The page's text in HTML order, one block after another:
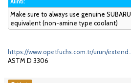
Alıntı:
Make sure to always use genuine
equivalent (non-amine type coolant)
https://www.opetfuchs.com.tr/urun/
ASTM D 3306